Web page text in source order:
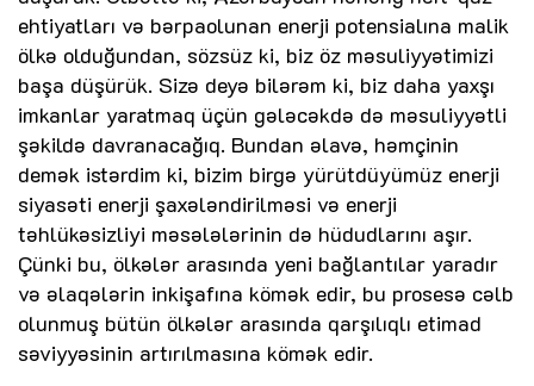
ehtiyatları və bərpaolunan enerji potensialına malik
ölkə olduğundan, sözsüz ki, biz öz məsuliyyətimizi
başa düşürük. Sizə deyə bilərəm ki, biz daha yaxşı
imkanlar yaratmaq üçün gələcəkdə də məsuliyyətli
şəkildə davranacağıq. Bundan əlavə, həmçinin
demək istərdim ki, bizim birgə yürütdüyümüz enerji
siyasəti enerji şaxələndirilməsi və enerji
təhlükəsizliyi məsələlərinin də hüdudlarını aşır.
Çünki bu, ölkələr arasında yeni bağlantılar yaradır
və əlaqələrin inkişafına kömək edir, bu prosesə cəlb
olunmuş bütün ölkələr arasında qarşılıqlı etimad
səviyyəsinin artırılmasına kömək edir.